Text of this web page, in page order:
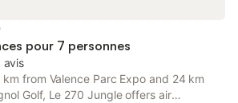
pour 7 personnes
avis
from Valence Parc Expo and 24 km
Golf, Le 270 Jungle offers air